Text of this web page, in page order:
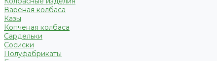
Вареная колбаса
Казы
Копченая колбаса
Сардельки
Сосиски
Полуфабрикаты